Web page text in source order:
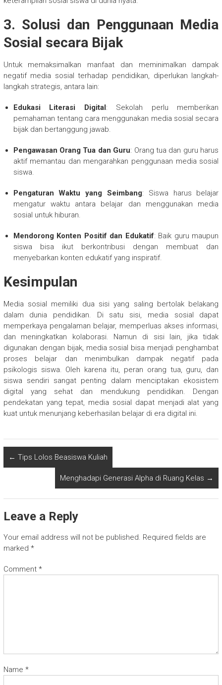
3. Solusi dan Penggunaan Media
Sosial secara Bijak
Untuk memaksimalkan manfaat dan meminimalkan dampak
negatif media sosial terhadap pendidikan, diperlukan langkah-
langkah strategis, antara lain:
Edukasi Literasi Digital: Sekolah perlu memberikan
pemahaman tentang cara menggunakan media sosial secara
bijak dan bertanggung jawab.
Pengawasan Orang Tua dan Guru: Orang tua dan guru harus
aktif memantau dan mengarahkan penggunaan media sosial
siswa.
Pengaturan Waktu yang Seimbang: Siswa harus belajar
mengatur waktu antara belajar dan menggunakan media
sosial untuk hiburan.
Mendorong Konten Positif dan Edukatif: Baik guru maupun
siswa bisa ikut berkontribusi dengan membuat dan
menyebarkan konten edukatif yang inspiratif.
Kesimpulan
Media sosial memiliki dua sisi yang saling bertolak belakang
dalam dunia pendidikan. Di satu sisi, media sosial dapat
memperkaya pengalaman belajar, memperluas akses informasi,
dan meningkatkan kolaborasi. Namun di sisi lain, jika tidak
digunakan dengan bijak, media sosial bisa menjadi penghambat
proses belajar dan menimbulkan dampak negatif pada
psikologis siswa. Oleh karena itu, peran orang tua, guru, dan
siswa sendiri sangat penting dalam menciptakan ekosistem
digital yang sehat dan mendukung pendidikan. Dengan
pendekatan yang tepat, media sosial dapat menjadi alat yang
kuat untuk menunjang keberhasilan belajar di era digital ini.
← Tips Lolos Beasiswa Kuliah
Menghadapi Generasi Alpha di Ruang Kelas →
Leave a Reply
Your email address will not be published. Required fields are
marked *
Comment *
Name *